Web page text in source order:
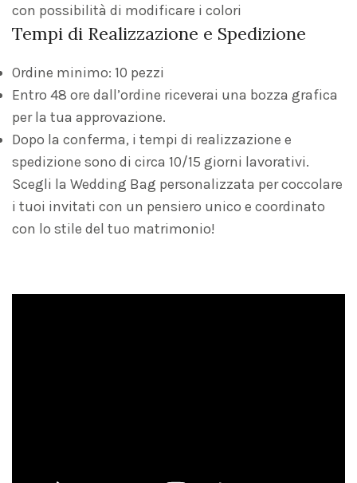
con possibilità di modificare i colori
Tempi di Realizzazione e Spedizione
Ordine minimo: 10 pezzi
Entro 48 ore dall’ordine riceverai una bozza grafica
per la tua approvazione.
Dopo la conferma, i tempi di realizzazione e
spedizione sono di circa 10/15 giorni lavorativi.
Scegli la Wedding Bag personalizzata per coccolare
i tuoi invitati con un pensiero unico e coordinato
con lo stile del tuo matrimonio!